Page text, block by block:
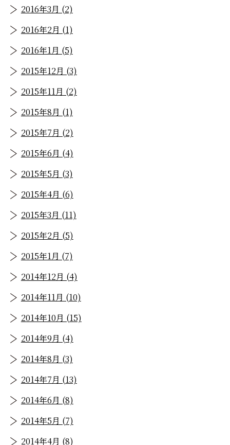
2016年3月 (2)
2016年2月 (1)
2016年1月 (5)
2015年12月 (3)
2015年11月 (2)
2015年8月 (1)
2015年7月 (2)
2015年6月 (4)
2015年5月 (3)
2015年4月 (6)
2015年3月 (11)
2015年2月 (5)
2015年1月 (7)
2014年12月 (4)
2014年11月 (10)
2014年10月 (15)
2014年9月 (4)
2014年8月 (3)
2014年7月 (13)
2014年6月 (8)
2014年5月 (7)
2014年4月 (8)